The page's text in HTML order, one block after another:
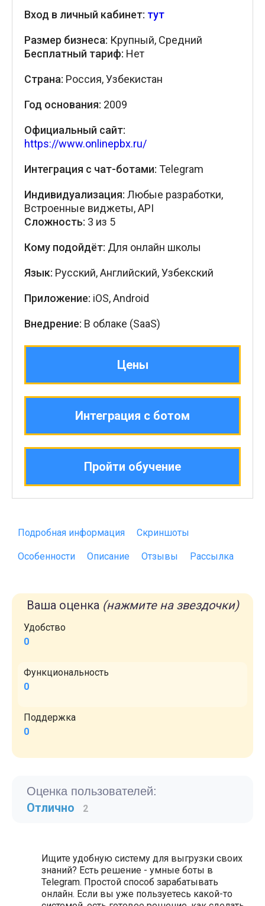
Вход в личный кабинет: тут
Размер бизнеса: Крупный, Средний
Бесплатный тариф: Нет
Страна: Россия, Узбекистан
Год основания: 2009
Официальный сайт:
https://www.onlinepbx.ru/
Интеграция с чат-ботами: Telegram
Индивидуализация: Любые разработки,
Встроенные виджеты, API
Сложность: 3 из 5
Кому подойдёт: Для онлайн школы
Язык: Русский, Английский, Узбекский
Приложение: iOS, Android
Внедрение: В облаке (SaaS)
Цены
Интеграция с ботом
Пройти обучение
Подробная информация Скриншоты
Особенности Описание Отзывы Рассылка
Ваша оценка (нажмите на звездочки)
Удобство
0
Функциональность
0
Поддержка
0
Оценка пользователей:
Отлично 2
Ищите удобную систему для выгрузки своих
знаний? Есть решение - умные боты в
Telegram. Простой способ зарабатывать
онлайн. Если вы уже пользуетесь какой-то